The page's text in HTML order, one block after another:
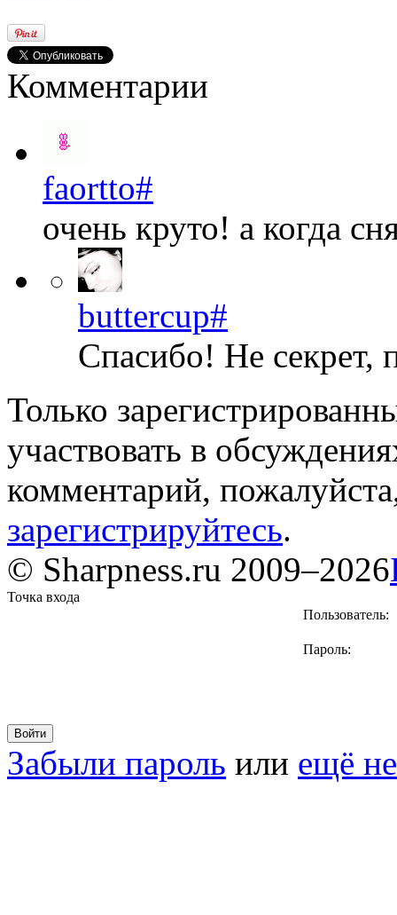
Комментарии
faortto#
очень круто! а когда
buttercup#
Спасибо! Не секрет,
Только
участвовать в
комментарий,
зарегистрируйтесь.
© Sharpness.ru 2009–2026
Точка входа
Пользователь:
Пароль:
Забыли пароль или ещё